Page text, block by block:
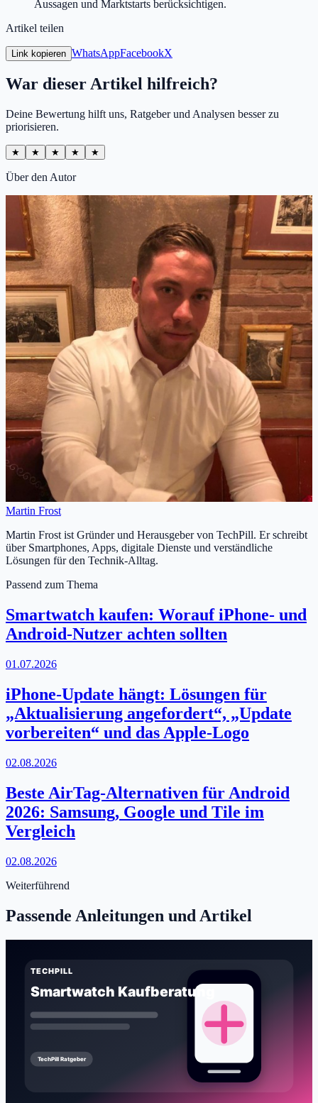
Aussagen und Marktstarts berücksichtigen.
Artikel teilen
Link kopieren WhatsAppFacebookX
War dieser Artikel hilfreich?
Deine Bewertung hilft uns, Ratgeber und Analysen besser zu
priorisieren.
★ ★ ★ ★ ★
Über den Autor
Martin Frost
Martin Frost ist Gründer und Herausgeber von TechPill. Er schreibt
über Smartphones, Apps, digitale Dienste und verständliche
Lösungen für den Technik-Alltag.
Passend zum Thema
Smartwatch kaufen: Worauf iPhone- und
Android-Nutzer achten sollten
01.07.2026
iPhone-Update hängt: Lösungen für
„Aktualisierung angefordert“, „Update
vorbereiten“ und das Apple-Logo
02.08.2026
Beste AirTag-Alternativen für Android
2026: Samsung, Google und Tile im
Vergleich
02.08.2026
Weiterführend
Passende Anleitungen und Artikel